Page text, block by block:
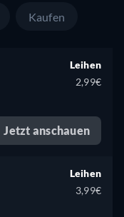
Kaufen
Leihen
2,99€
Jetzt anschauen
Leihen
3,99€